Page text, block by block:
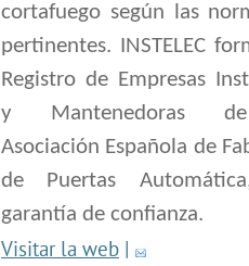
cortafuego según las
pertinentes. INSTELEC
Registro de Empresas
y Mantenedoras
Asociación Española de
de Puertas
garantía de confianza.
Visitar la web |